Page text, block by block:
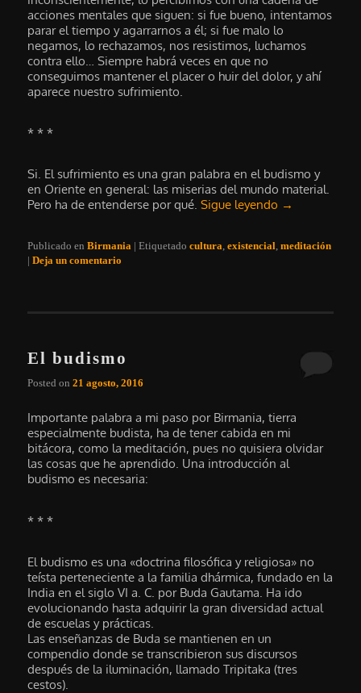
acciones mentales que siguen: si fue bueno, intentamos
parar el tiempo y agarrarnos a él; si fue malo lo
negamos, lo rechazamos, nos resistimos, luchamos
contra ello… Siempre habrá veces en que no
conseguimos mantener el placer o huir del dolor, y ahí
aparece nuestro sufrimiento.
* * *
Si. El sufrimiento es una gran palabra en el budismo y
en Oriente en general: las miserias del mundo material.
Pero ha de entenderse por qué.Sigue leyendo →
Publicado en Birmania |Etiquetado cultura ,existencial ,meditación
|Deja un comentario
El budismo
Posted on21 agosto, 2016
Importante palabra a mi paso por Birmania, tierra
especialmente budista, ha de tener cabida en mi
bitácora, como la meditación, pues no quisiera olvidar
las cosas que he aprendido. Una introducción al
budismo es necesaria:
* * *
El budismo es una «doctrina filosófica y religiosa» no
teísta perteneciente a la familia dhármica, fundado en la
India en el siglo VI a. C. por Buda Gautama. Ha ido
evolucionando hasta adquirir la gran diversidad actual
de escuelas y prácticas.
Las enseñanzas de Buda se mantienen en un
compendio donde se transcribieron sus discursos
después de la iluminación, llamado Tripitaka (tres
cestos).